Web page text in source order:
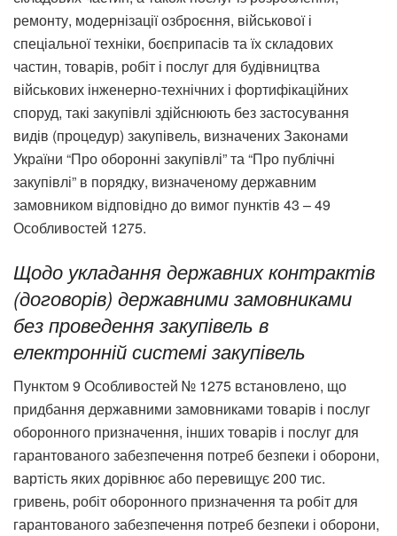
ремонту, модернізації озброєння, військової і
спеціальної техніки, боєприпасів та їх складових
частин, товарів, робіт і послуг для будівництва
військових інженерно-технічних і фортифікаційних
споруд, такі закупівлі здійснюють без застосування
видів (процедур) закупівель, визначених Законами
України “Про оборонні закупівлі” та “Про публічні
закупівлі” в порядку, визначеному державним
замовником відповідно до вимог пунктів 43 – 49
Особливостей 1275.
Щодо укладання державних контрактів
(договорів) державними замовниками
без проведення закупівель в
електронній системі закупівель
Пунктом 9 Особливостей № 1275 встановлено, що
придбання державними замовниками товарів і послуг
оборонного призначення, інших товарів і послуг для
гарантованого забезпечення потреб безпеки і оборони,
вартість яких дорівнює або перевищує 200 тис.
гривень, робіт оборонного призначення та робіт для
гарантованого забезпечення потреб безпеки і оборони,